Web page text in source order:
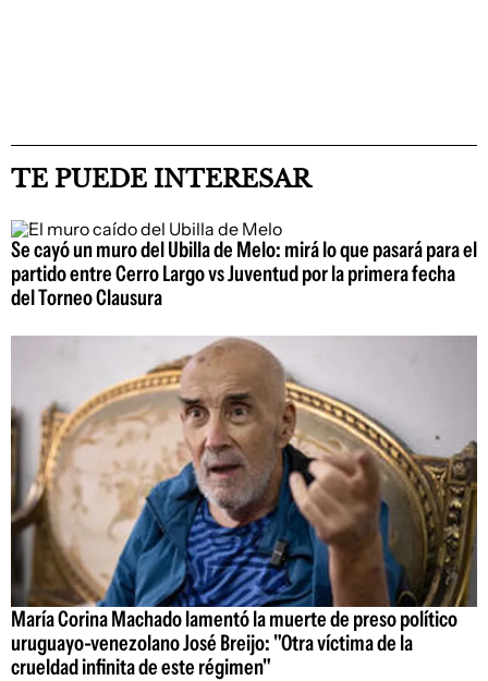
TE PUEDE INTERESAR
Se cayó un muro del Ubilla de Melo: mirá lo que pasará para el
partido entre Cerro Largo vs Juventud por la primera fecha
del Torneo Clausura
María Corina Machado lamentó la muerte de preso político
uruguayo-venezolano José Breijo: "Otra víctima de la
crueldad infinita de este régimen"